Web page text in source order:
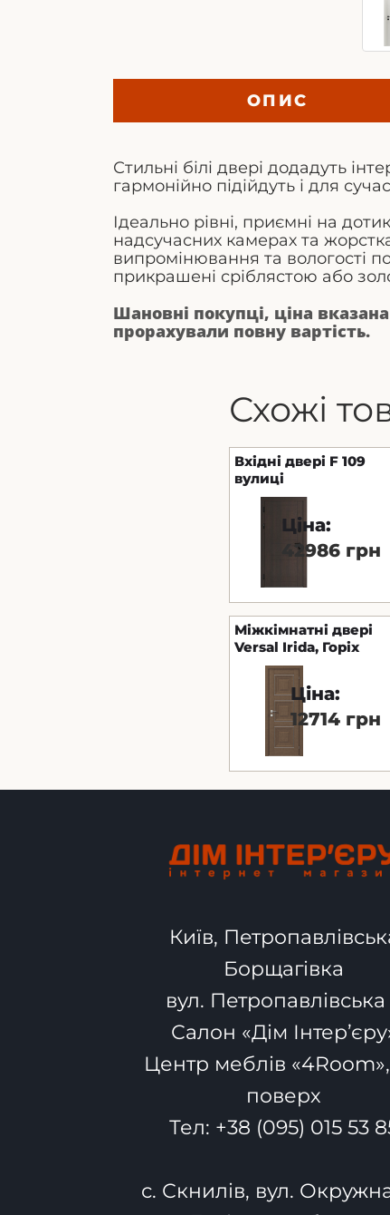
ОПИС
Стильні білі двері додадуть
гармонійно підійдуть і для
Ідеально рівні, приємні на
надсучасних камерах та
випромінювання та вологості
прикрашені сріблястою або
Шановні покупці, ціна
прорахували повну вартість.
Схожі
Вхідні двері F 109
вулиці
Ціна:
42986 грн
Міжкімнатні двері
Versal Irida, Горіх
класичний
Ціна:
12714 грн
Київ,
Борщагівка
вул. Петропавлівська
Салон «Дім
Центр меблів
поверх
Тел: +38 (095) 015 53
с. Скнилів, вул.